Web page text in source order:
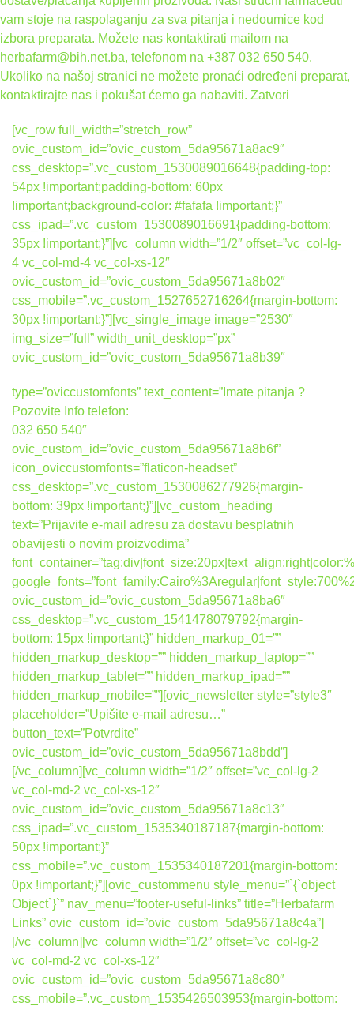
vam stoje na raspolaganju za sva pitanja i nedoumice kod
izbora preparata. Možete nas kontaktirati mailom na
herbafarm@bih.net.ba, telefonom na +387 032 650 540.
Ukoliko na našoj stranici ne možete pronaći određeni preparat,
kontaktirajte nas i pokušat ćemo ga nabaviti. Zatvori
[vc_row full_width=”stretch_row”
ovic_custom_id=”ovic_custom_5da95671a8ac9″
css_desktop=”.vc_custom_1530089016648{padding-top:
54px !important;padding-bottom: 60px
!important;background-color: #fafafa !important;}”
css_ipad=”.vc_custom_1530089016691{padding-bottom:
35px !important;}”][vc_column width=”1/2″ offset=”vc_col-lg-
4 vc_col-md-4 vc_col-xs-12″
ovic_custom_id=”ovic_custom_5da95671a8b02″
css_mobile=”.vc_custom_1527652716264{margin-bottom:
30px !important;}”][vc_single_image image=”2530″
img_size=”full” width_unit_desktop=”px”
ovic_custom_id=”ovic_custom_5da95671a8b39″
type=”oviccustomfonts” text_content=”Imate pitanja ?
Pozovite Info telefon:
032 650 540″
ovic_custom_id=”ovic_custom_5da95671a8b6f”
icon_oviccustomfonts=”flaticon-headset”
css_desktop=”.vc_custom_1530086277926{margin-
bottom: 39px !important;}”][vc_custom_heading
text=”Prijavite e-mail adresu za dostavu besplatnih
obavijesti o novim proizvodima”
ovic_custom_id=”ovic_custom_5da95671a8ba6″
css_desktop=”.vc_custom_1541478079792{margin-
bottom: 15px !important;}” hidden_markup_01=””
hidden_markup_desktop=”” hidden_markup_laptop=””
hidden_markup_tablet=”” hidden_markup_ipad=””
hidden_markup_mobile=””][ovic_newsletter style=”style3″
placeholder=”Upišite e-mail adresu…”
button_text=”Potvrdite”
ovic_custom_id=”ovic_custom_5da95671a8bdd”]
[/vc_column][vc_column width=”1/2″ offset=”vc_col-lg-2
vc_col-md-2 vc_col-xs-12″
ovic_custom_id=”ovic_custom_5da95671a8c13″
css_ipad=”.vc_custom_1535340187187{margin-bottom:
50px !important;}”
css_mobile=”.vc_custom_1535340187201{margin-bottom:
0px !important;}”][ovic_custommenu style_menu=”`{`object
Object`}`” nav_menu=”footer-useful-links” title=”Herbafarm
Links” ovic_custom_id=”ovic_custom_5da95671a8c4a”]
[/vc_column][vc_column width=”1/2″ offset=”vc_col-lg-2
vc_col-md-2 vc_col-xs-12″
ovic_custom_id=”ovic_custom_5da95671a8c80″
css_mobile=”.vc_custom_1535426503953{margin-bottom: